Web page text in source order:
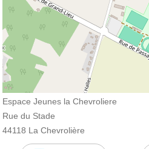
Espace Jeunes la Chevroliere
Rue du Stade
44118 La Chevrolière